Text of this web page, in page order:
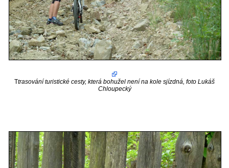
Ttrasování turistické cesty, která bohužel není na kole sjízdná, foto Lukáš
Chloupecký